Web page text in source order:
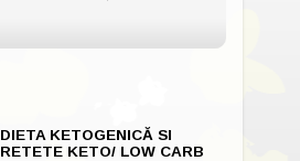
DIETA KETOGENICĂ SI
RETETE KETO/ LOW CARB